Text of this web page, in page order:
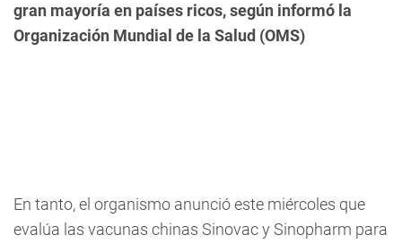
gran mayoría en países ricos, según informó la
Organización Mundial de la Salud (OMS)
En tanto, el organismo anunció este miércoles que
evalúa las vacunas chinas Sinovac y Sinopharm para